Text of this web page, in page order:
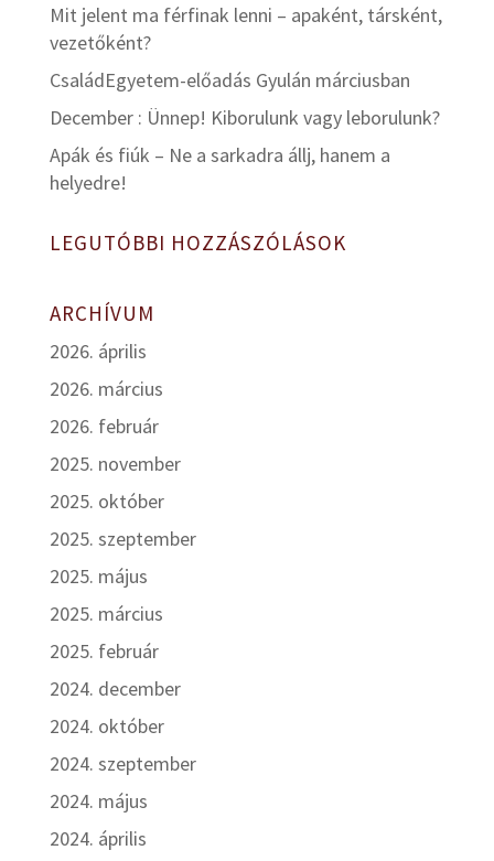
Mit jelent ma férfinak lenni – apaként, társként,
vezetőként?
CsaládEgyetem-előadás Gyulán márciusban
December : Ünnep! Kiborulunk vagy leborulunk?
Apák és fiúk – Ne a sarkadra állj, hanem a
helyedre!
LEGUTÓBBI HOZZÁSZÓLÁSOK
ARCHÍVUM
2026. április
2026. március
2026. február
2025. november
2025. október
2025. szeptember
2025. május
2025. március
2025. február
2024. december
2024. október
2024. szeptember
2024. május
2024. április